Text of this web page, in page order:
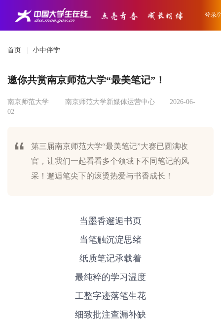
登录/
首页 小中伴学
邀你共赏南京师范大学“最美笔记”！
南京师范大学 南京师范大学新媒体运营中心
2026-06-
02
第三届南京师范大学“最美笔记”大赛已圆满收
官，让我们一起看看多个领域下不同笔记的风
采！邂逅笔尖下的滚烫热爱与书香成长！
当墨香邂逅书页
当笔触沉淀思绪
纸质笔记承载着
最纯粹的学习温度
工整字迹落笔生花
细致批注查漏补缺